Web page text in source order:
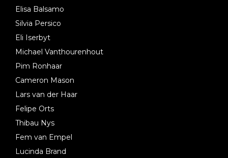
Elisa Balsamo
Silvia Persico
Eli Iserbyt
Michael Vanthourenhout
Pim Ronhaar
Cameron Mason
Lars van der Haar
Felipe Orts
Thibau Nys
Fem van Empel
Lucinda Brand